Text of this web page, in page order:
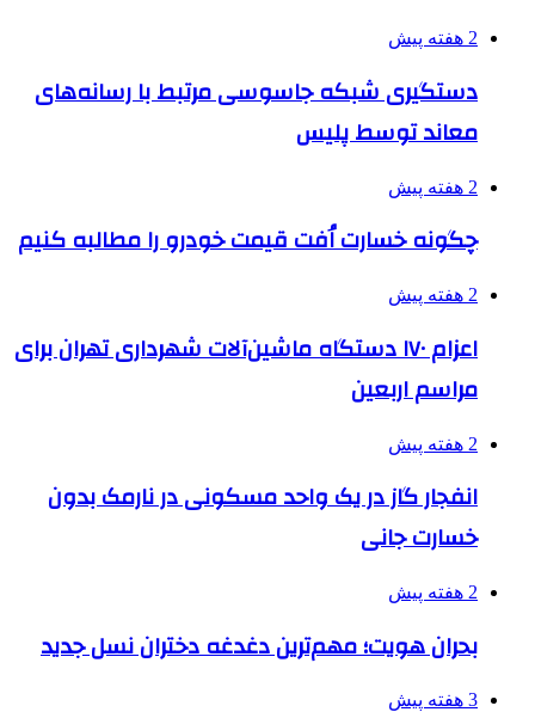
2 هفته پیش
دستگیری شبکه جاسوسی مرتبط با رسانه‌های
معاند توسط پلیس
2 هفته پیش
چگونه خسارت اُفت قیمت خودرو را مطالبه کنیم
2 هفته پیش
اعزام ۱۷۰ دستگاه ماشین‌آلات شهرداری تهران برای
مراسم اربعین
2 هفته پیش
انفجار گاز در یک واحد مسکونی در نارمک بدون
خسارت جانی
2 هفته پیش
بحران هویت؛ مهم‌ترین دغدغه دختران نسل جدید
3 هفته پیش